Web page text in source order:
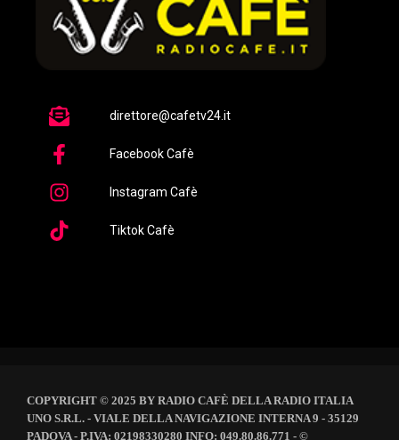
direttore@cafetv24.it
Facebook Cafè
Instagram Cafè
Tiktok Cafè
COPYRIGHT © 2025 BY RADIO CAFÈ DELLA RADIO ITALIA
UNO S.R.L. - VIALE DELLA NAVIGAZIONE INTERNA 9 - 35129
PADOVA - P.IVA: 02198330280 INFO: 049.80.86.771 - ©